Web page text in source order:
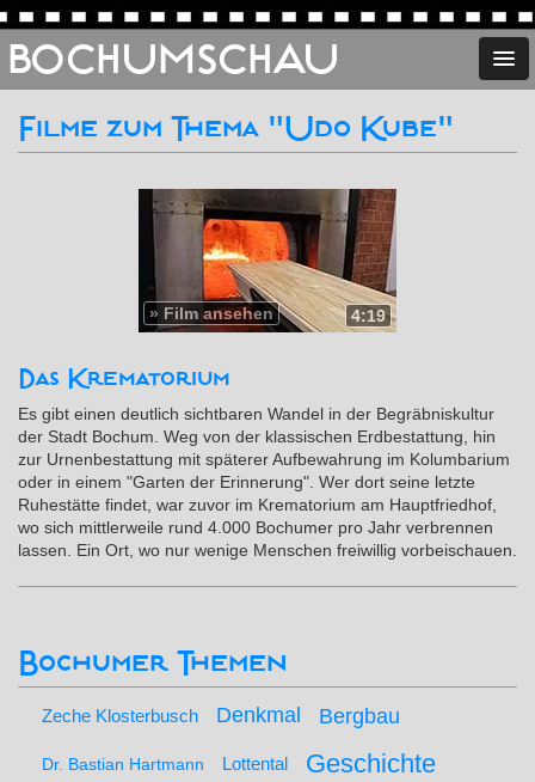
BOCHUMSCHAU
Filme zum Thema "Udo Kube"
4:19
» Film ansehen
Das Krematorium
Es gibt einen deutlich sichtbaren Wandel in der Begräbniskultur
der Stadt Bochum. Weg von der klassischen Erdbestattung, hin
zur Urnenbestattung mit späterer Aufbewahrung im Kolumbarium
oder in einem "Garten der Erinnerung". Wer dort seine letzte
Ruhestätte findet, war zuvor im Krematorium am Hauptfriedhof,
wo sich mittlerweile rund 4.000 Bochumer pro Jahr verbrennen
lassen. Ein Ort, wo nur wenige Menschen freiwillig vorbeischauen.
Bochumer Themen
Zeche Klosterbusch Denkmal Bergbau
Dr. Bastian Hartmann Lottental Geschichte